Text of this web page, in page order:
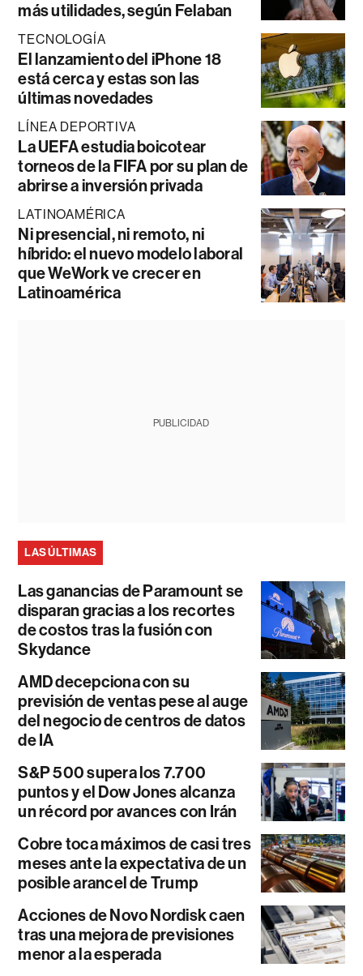
más utilidades, según Felaban
TECNOLOGÍA
El lanzamiento del iPhone 18
está cerca y estas son las
últimas novedades
LÍNEA DEPORTIVA
La UEFA estudia boicotear
torneos de la FIFA por su plan de
abrirse a inversión privada
LATINOAMÉRICA
Ni presencial, ni remoto, ni
híbrido: el nuevo modelo laboral
que WeWork ve crecer en
Latinoamérica
PUBLICIDAD
LAS ÚLTIMAS
Las ganancias de Paramount se
disparan gracias a los recortes
de costos tras la fusión con
Skydance
AMD decepciona con su
previsión de ventas pese al auge
del negocio de centros de datos
de IA
S&P 500 supera los 7.700
puntos y el Dow Jones alcanza
un récord por avances con Irán
Cobre toca máximos de casi tres
meses ante la expectativa de un
posible arancel de Trump
Acciones de Novo Nordisk caen
tras una mejora de previsiones
menor a la esperada